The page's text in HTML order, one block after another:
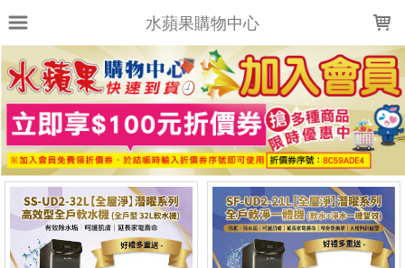
水蘋果購物中心
上架時間 銷售件數 銷售價格
樣式尺寸篩選
全部樣式
全部尺寸